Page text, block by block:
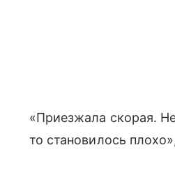
«Приезжала скорая.
то становилось